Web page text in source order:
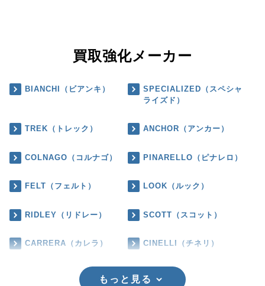
買取強化メーカー
BIANCHI（ビアンキ）
SPECIALIZED（スペシャ
ライズド）
TREK（トレック） ANCHOR（アンカー）
COLNAGO（コルナゴ） PINARELLO（ピナレロ）
FELT（フェルト） LOOK（ルック）
RIDLEY（リドレー） SCOTT（スコット）
CARRERA（カレラ） CINELLI（チネリ）
もっと見る